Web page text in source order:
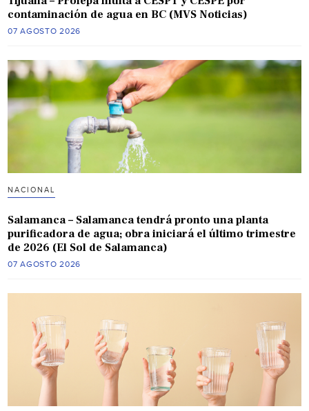
contaminación de agua en BC (MVS Noticias)
07 AGOSTO 2026
NACIONAL
Salamanca – Salamanca tendrá pronto una planta
purificadora de agua; obra iniciará el último trimestre
de 2026 (El Sol de Salamanca)
07 AGOSTO 2026